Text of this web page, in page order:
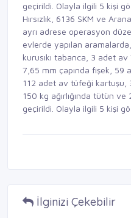
geçirildi. Olayla ilgili 5 kişi
Hırsızlık, 6136 SKM ve
ayrı adrese operasyon
evlerde yapılan
kurusıkı tabanca, 3 adet
7,65 mm çapında fişek, 59
112 adet av tüfeği kartuşu,
150 kg ağırlığında tütün
geçirildi. Olayla ilgili 5 kişi
İlginizi Çekebilir